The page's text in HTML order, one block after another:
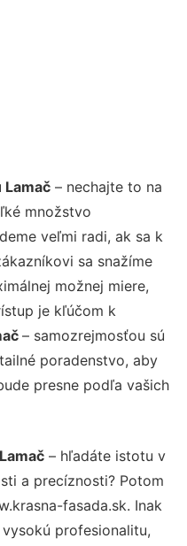
– nechajte to na
množstvo
veľmi radi, ak sa k
sa snažíme
možnej miere,
je kľúčom k
– samozrejmosťou sú
poradenstvo, aby
presne podľa vašich
– hľadáte istotu v
a precíznosti? Potom
fasada.sk. Inak
profesionalitu,